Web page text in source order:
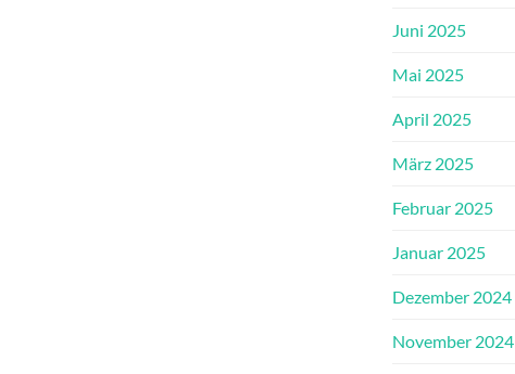
Juni 2025
Mai 2025
April 2025
März 2025
Februar 2025
Januar 2025
Dezember 2024
November 2024